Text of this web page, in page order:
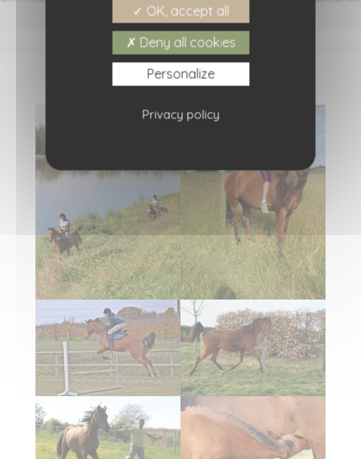
OK, accept all
Deny all cookies
Personalize
Privacy policy